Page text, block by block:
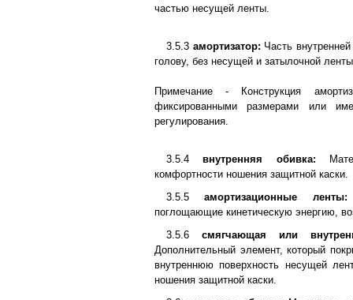
частью несущей ленты.
3.5.3 амортизатор: Часть
голову, без несущей и затылочной
Примечание - Конструкция
фиксированными размерами или
регулирования.
3.5.4внутренняя обивка:
комфортности ношения защитной каски.
3.5.5амортизационные ленты:
поглощающие кинетическую энергию,
3.5.6 смягчающая или
Дополнительный элемент, который
внутреннюю поверхность несущей
ношения защитной каски.